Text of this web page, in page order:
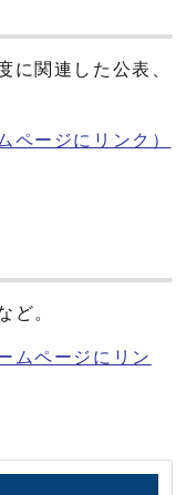
に関連した公表、
ページにリンク）
ど。
ムページにリン